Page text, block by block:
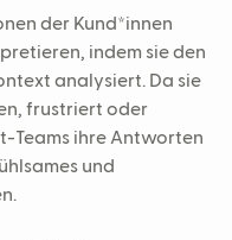
der Kund*innen
indem sie den
analysiert. Da sie
frustriert oder
Teams ihre Antworten
und